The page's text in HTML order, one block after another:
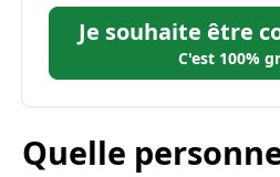
Je souhaite être
C'est 100%
Quelle